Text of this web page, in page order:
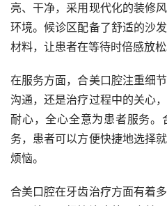
亮、干净，采用现代化的装修
环境。候诊区配备了舒适的沙
材料，让患者在等待时倍感放松
在服务方面，合美口腔注重细
沟通，还是治疗过程中的关心
耐心，全心全意为患者服务。
务，患者可以方便快捷地选择
烦恼。
合美口腔在牙齿治疗方面有着